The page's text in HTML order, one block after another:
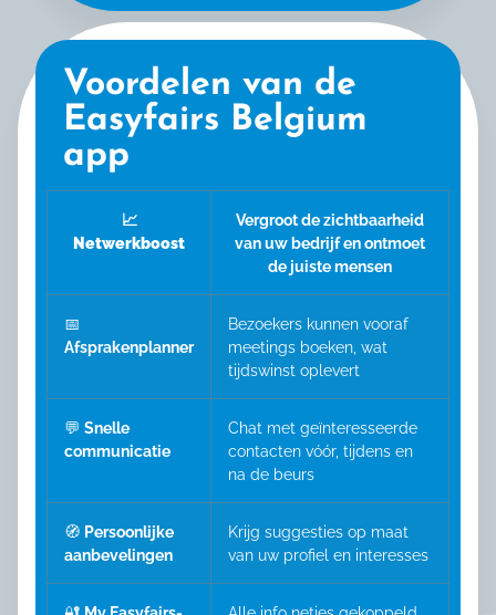
Voordelen van de
Easyfairs Belgium
app
📈
Netwerkboost
Vergroot de zichtbaarheid
van uw bedrijf en ontmoet
de juiste mensen
📅
Afsprakenplanner
Bezoekers kunnen vooraf
meetings boeken, wat
tijdswinst oplevert
💬 Snelle
communicatie
Chat met geïnteresseerde
contacten vóór, tijdens en
na de beurs
🧭 Persoonlijke
aanbevelingen
Krijg suggesties op maat
van uw profiel en interesses